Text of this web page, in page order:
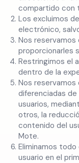
compartido con
Los excluimos
electrónico,
Nos reservamos
proporcionarles
Restringimos el
dentro de la
Nos
diferenciadas
usuarios,
otros, la
contenido del
Mote.
Eliminamos
usuario en el